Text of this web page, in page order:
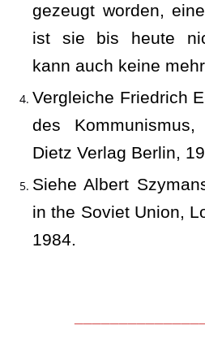
gezeugt worden,
ist sie bis heute
kann auch keine
Vergleiche Friedrich
des
Dietz Verlag Berlin,
Siehe Albert
in the Soviet Union,
1984.